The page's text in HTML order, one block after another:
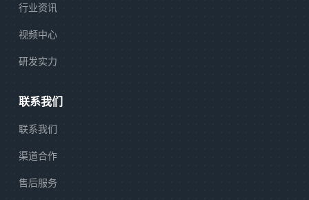
行业资讯
视频中心
研发实力
联系我们
联系我们
渠道合作
售后服务